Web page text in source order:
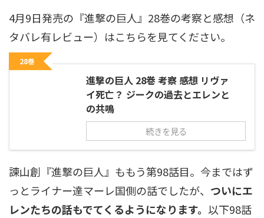
4月9日発売の『進撃の巨人』28巻の考察と感想（ネ
タバレ有レビュー）はこちらを見てください。
28巻
進撃の巨人 28巻 考察 感想 リヴァ
イ死亡？ ジークの過去とエレンと
の共鳴
続きを見る
諫山創『進撃の巨人』ももう第98話目。今まではず
っとライナー達マーレ国側の話でしたが、 ついにエ
レンたちの話もでてくるようになります。 以下98話